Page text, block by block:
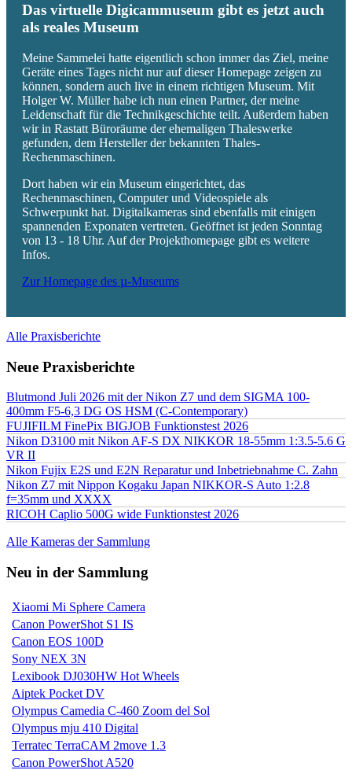
Das virtuelle Digicammuseum gibt es jetzt auch
als reales Museum
Meine Sammelei hatte eigentlich schon immer das Ziel, meine
Geräte eines Tages nicht nur auf dieser Homepage zeigen zu
können, sondern auch live in einem richtigen Museum. Mit
Holger W. Müller habe ich nun einen Partner, der meine
Leidenschaft für die Technikgeschichte teilt. Außerdem haben
wir in Rastatt Büroräume der ehemaligen Thaleswerke
gefunden, dem Hersteller der bekannten Thales-
Rechenmaschinen.
Dort haben wir ein Museum eingerichtet, das
Rechenmaschinen, Computer und Videospiele als
Schwerpunkt hat. Digitalkameras sind ebenfalls mit einigen
spannenden Exponaten vertreten. Geöffnet ist jeden Sonntag
von 13 - 18 Uhr. Auf der Projekthomepage gibt es weitere
Infos.
Zur Homepage des µ-Museums
Alle Praxisberichte
Neue Praxisberichte
Blutmond Juli 2026 mit der Nikon Z7 und dem SIGMA 100-
400mm F5-6,3 DG OS HSM (C-Contemporary)
FUJIFILM FinePix BIGJOB Funktionstest 2026
Nikon D3100 mit Nikon AF-S DX NIKKOR 18-55mm 1:3.5-5.6 G
VR II
Nikon Fujix E2S und E2N Reparatur und Inbetriebnahme C. Zahn
Nikon Z7 mit Nippon Kogaku Japan NIKKOR-S Auto 1:2.8
f=35mm und XXXX
RICOH Caplio 500G wide Funktionstest 2026
Alle Kameras der Sammlung
Neu in der Sammlung
Xiaomi Mi Sphere Camera
Canon PowerShot S1 IS
Canon EOS 100D
Sony NEX 3N
Lexibook DJ030HW Hot Wheels
Aiptek Pocket DV
Olympus Camedia C-460 Zoom del Sol
Olympus mju 410 Digital
Terratec TerraCAM 2move 1.3
Canon PowerShot A520